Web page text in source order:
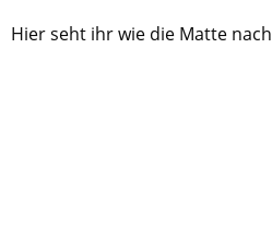
Hier seht ihr wie die Matte